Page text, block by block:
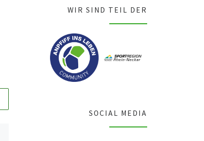
WIR SIND TEIL DER
SOCIAL MEDIA